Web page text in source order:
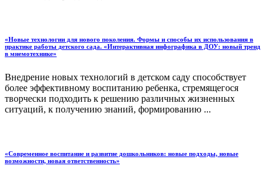
«Новые технологии для нового поколения. Формы и способы их использования в
практике работы детского сада. «Интерактивная инфографика в ДОУ: новый тренд
в мнемотехнике»
Внедрение новых технологий в детском саду способствует
более эффективному воспитанию ребенка, стремящегося
творчески подходить к решению различных жизненных
ситуаций, к получению знаний, формированию ...
«Современное воспитание и развитие дошкольников: новые подходы, новые
возможности, новая ответственность»